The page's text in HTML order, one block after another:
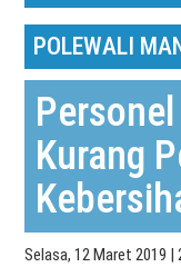
POLEWALI
Kurang
Selasa, 12 Maret 2019 |